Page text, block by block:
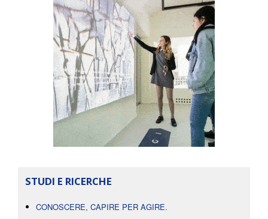
STUDI E RICERCHE
CONOSCERE, CAPIRE PER AGIRE.